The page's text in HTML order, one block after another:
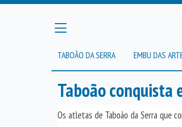
TABOÃO DA SERRA EMBU DAS
Taboão conquista
Os atletas de Taboão da Serra que